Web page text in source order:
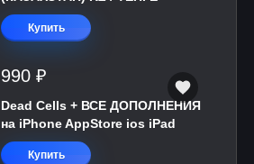
Купить
990 ₽
Dead Cells + ВСЕ ДОПОЛНЕНИЯ
на iPhone AppStore ios iPad
Купить